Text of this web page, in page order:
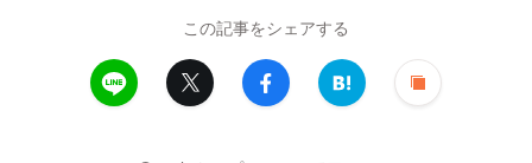
この記事をシェアする